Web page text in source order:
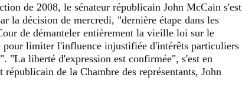
de 2008, le sénateur républicain John McCain s'est
la décision de mercredi, "dernière étape dans les
de démanteler entièrement la vieille loi sur le
pour limiter l'influence injustifiée d'intérêts particuliers
"La liberté d'expression est confirmée", s'est en
de la Chambre des représentants, John